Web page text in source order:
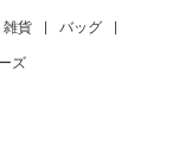
雑貨 バッグ
ズ